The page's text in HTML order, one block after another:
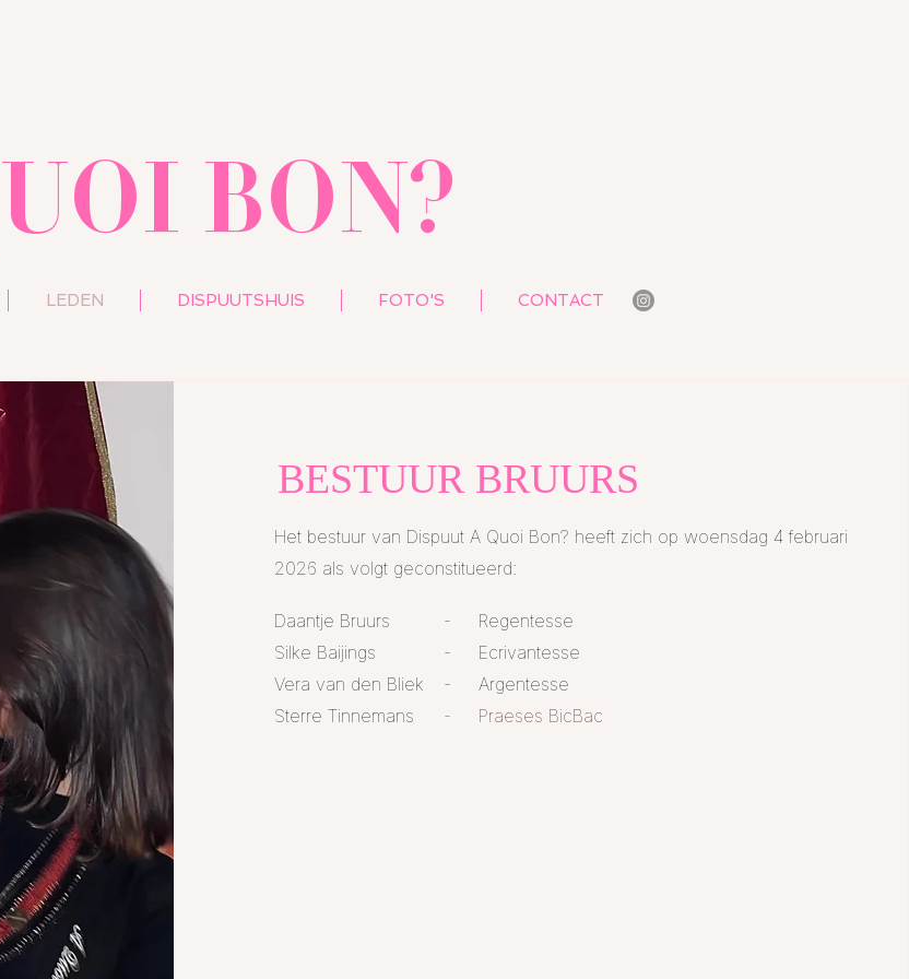
BON?
LEDEN DISPUUTSHUIS FOTO'S CONTACT
BESTUUR BRUURS
Het bestuur van Dispuut A Quoi Bon? heeft zich op woensdag 4 februari
2026 als volgt geconstitueerd:
Daantje Bruurs
Silke Baijings
Vera van den Bliek
Sterre Tinnemans
- Regentesse
- Ecrivantesse
- Argentesse
- Praeses BicBac​